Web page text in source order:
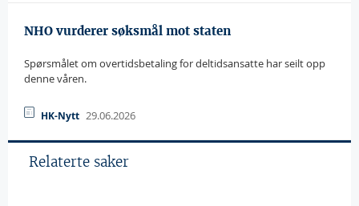
NHO vurderer søksmål mot staten
Spørsmålet om overtidsbetaling for deltidsansatte har seilt opp
denne våren.
HK-Nytt 29.06.2026
Relaterte saker